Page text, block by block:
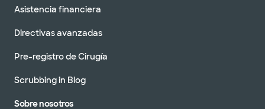
Asistencia financiera
Directivas avanzadas
Pre-registro de Cirugía
Scrubbing in Blog
Sobre nosotros